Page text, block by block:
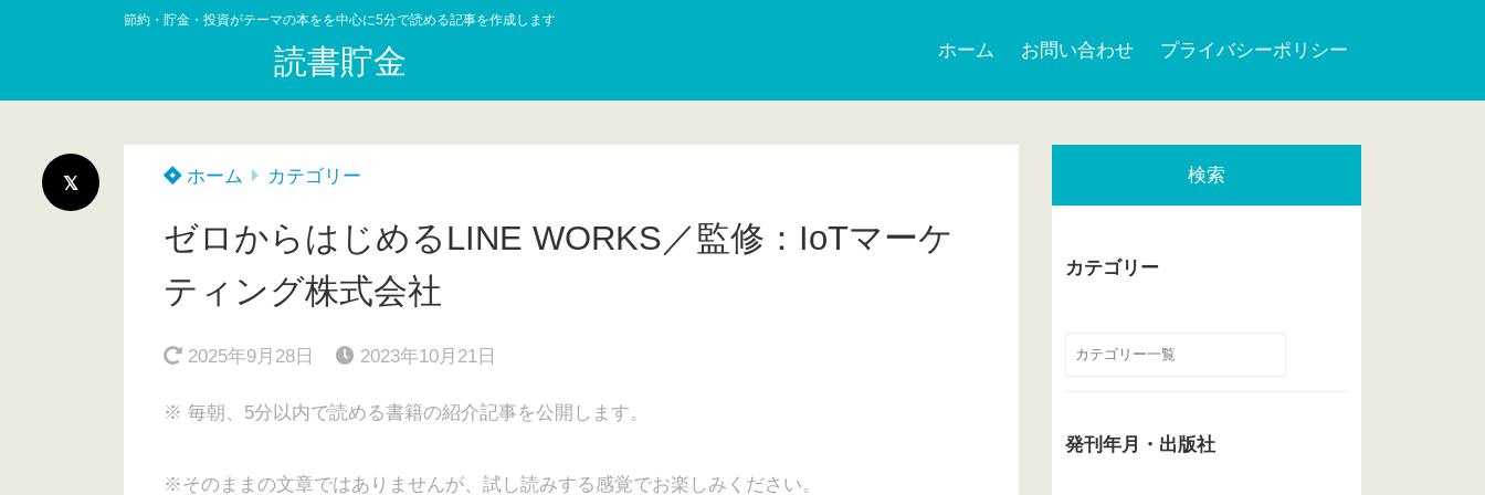
節約・貯金・投資がテーマの本をを中心に5分で読める記事を作成します
読書貯金 ホーム お問い合わせ プライバシーポリシー
ホーム カテゴリー
ゼロからはじめるLINE WORKS／監修：IoTマーケ
ティング株式会社
2025年9月28日 2023年10月21日
※ 毎朝、5分以内で読める書籍の紹介記事を公開します。
※そのままの文章ではありませんが、試し読みする感覚でお楽しみください。
検索
カテゴリー
発刊年月・出版社